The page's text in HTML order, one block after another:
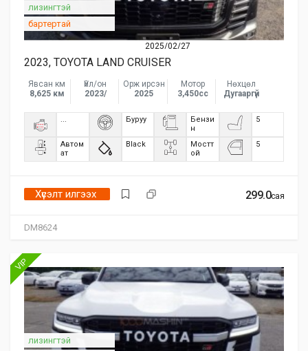
2025/02/27
DM8624
лизингтэй
бартертай
2023, TOYOTA LAND CRUISER
Явсан км
8,625 км
Үйл/он
2023/
Орж ирсэн
2025
Мотор
3,450сс
Нөхцөл
Дугааргүй
... Буруу
Бензи
н
5
Автом
ат
Black
Мостт
ой
5
299.0сая
Хүсэлт илгээх
VIP
лизингтэй